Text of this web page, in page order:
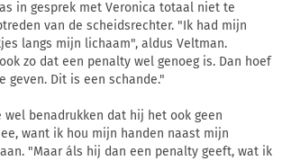
in gesprek met Veronica totaal niet te
van de scheidsrechter. "Ik had mijn
langs mijn lichaam", aldus Veltman.
zo dat een penalty wel genoeg is. Dan hoef
geven. Dit is een schande."
wel benadrukken dat hij het ook geen
want ik hou mijn handen naast mijn
"Maar áls hij dan een penalty geeft, wat ik